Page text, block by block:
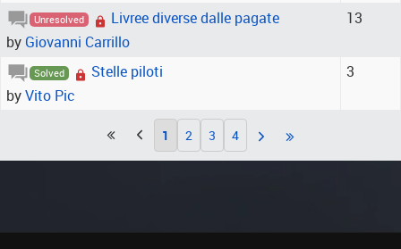
Unresolved
Livree diverse dalle pagate
by Giovanni Carrillo
13
Solved
Stelle piloti
byVito Pic
3
1 2 3 4